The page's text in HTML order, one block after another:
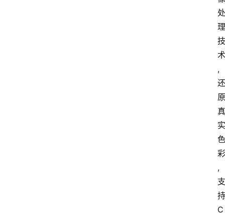
处
理
技
术
,
还
原
真
实
色
彩
,
支
持
C